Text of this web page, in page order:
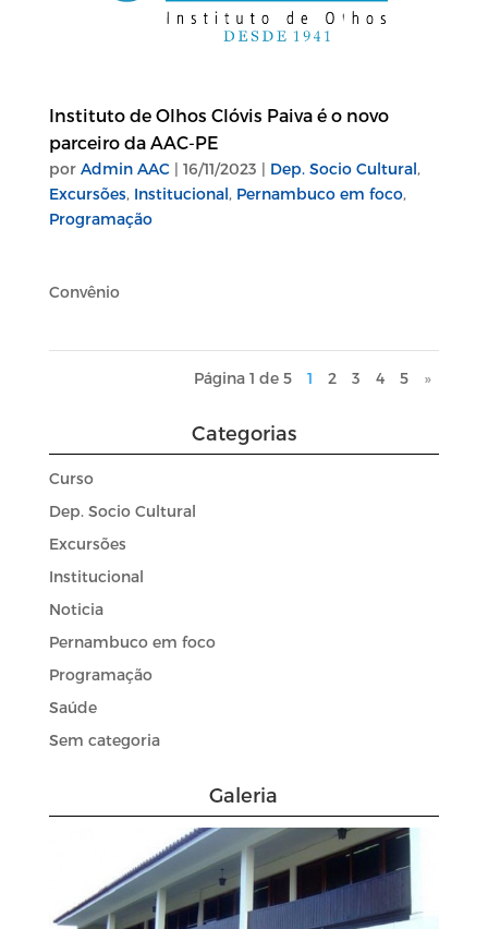
Instituto de Olhos Clóvis Paiva é o novo
parceiro da AAC-PE
por Admin AAC| 16/11/2023 | Dep. Socio Cultural,
Excursões, Institucional, Pernambuco em foco,
Programação
Convênio
Página 1 de 5 1 2 3 4 5 »
Categorias
Curso
Dep. Socio Cultural
Excursões
Institucional
Noticia
Pernambuco em foco
Programação
Saúde
Sem categoria
Galeria